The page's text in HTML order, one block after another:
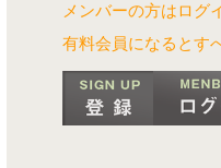
メンバーの方はログ
有料会員になるとす